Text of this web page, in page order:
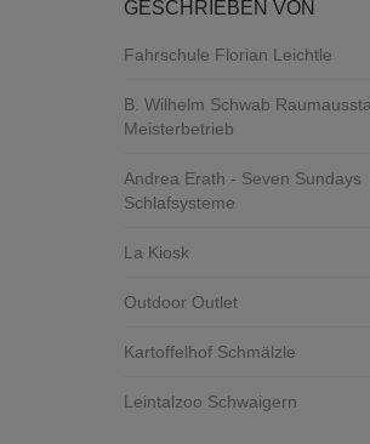
GESCHRIEBEN VON
Fahrschule Florian Leichtle
B. Wilhelm Schwab
Meisterbetrieb
Andrea Erath - Seven Sundays
Schlafsysteme
La Kiosk
Outdoor Outlet
Kartoffelhof Schmälzle
Leintalzoo Schwaigern